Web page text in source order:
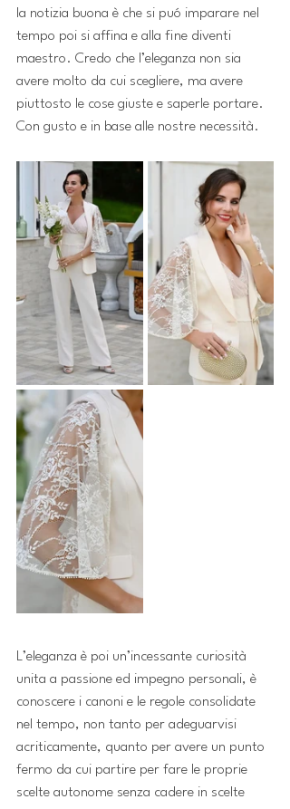
la notizia buona è che si puó imparare nel
tempo poi si affina e alla fine diventi
maestro. Credo che l’eleganza non sia
avere molto da cui scegliere, ma avere
piuttosto le cose giuste e saperle portare.
Con gusto e in base alle nostre necessità.
L’eleganza è poi un’incessante curiosità
unita a passione ed impegno personali, è
conoscere i canoni e le regole consolidate
nel tempo, non tanto per adeguarvisi
acriticamente, quanto per avere un punto
fermo da cui partire per fare le proprie
scelte autonome senza cadere in scelte